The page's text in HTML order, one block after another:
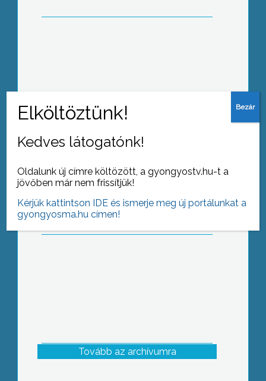
megépült a mátraházi honvédüdülő
Az energiahatékonyság növelése az
Észak-magyarországi régió
konferenciát a gyöngyösi főiskolán
Tovább az archívumra
Kedves látogatónk!
Oldalunk új címre költözött, a gyongyostv.hu-t a
jövőben már nem frissítjük!
Kérjük kattintson IDE és ismerje meg új portálunkat a
gyongyosma.hu címen!